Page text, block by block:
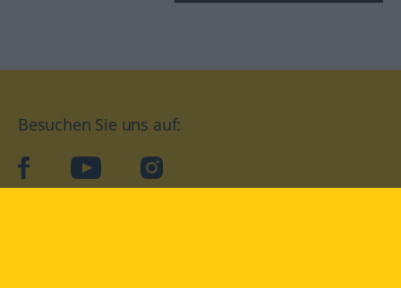
Besuchen Sie uns auf:
facebookYouTube Instagram